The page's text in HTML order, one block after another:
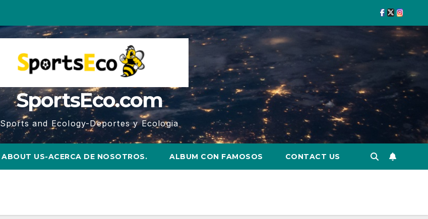
SportsEco.com
Sports and Ecology-Deportes y Ecologia
ABOUT US-ACERCA DE NOSOTROS. ALBUM CON FAMOSOS CONTACT US